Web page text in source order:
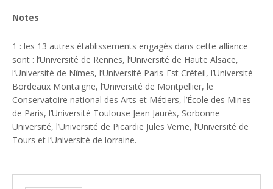
Notes
1 : les 13 autres établissements engagés dans cette alliance
sont : l’Université de Rennes, l’Université de Haute Alsace,
l’Université de Nîmes, l’Université Paris-Est Créteil, l’Université
Bordeaux Montaigne, l’Université de Montpellier, le
Conservatoire national des Arts et Métiers, l’École des Mines
de Paris, l’Université Toulouse Jean Jaurès, Sorbonne
Université, l’Université de Picardie Jules Verne, l’Université de
Tours et l’Université de lorraine.